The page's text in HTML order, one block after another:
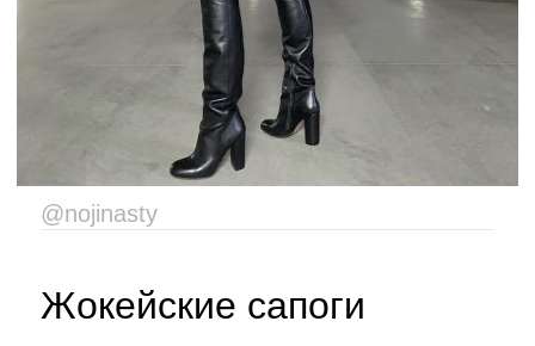
@nojinasty
Жокейские сапоги